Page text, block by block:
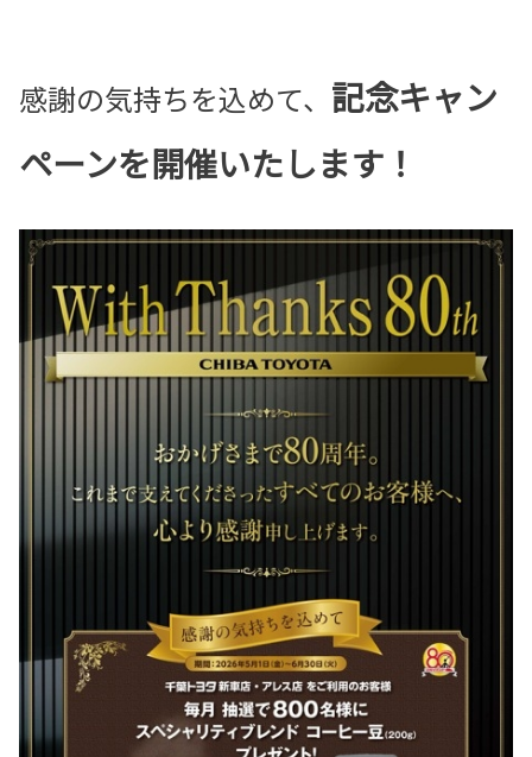
感謝の気持ちを込めて、 記念キャン
ペーンを開催いたします！